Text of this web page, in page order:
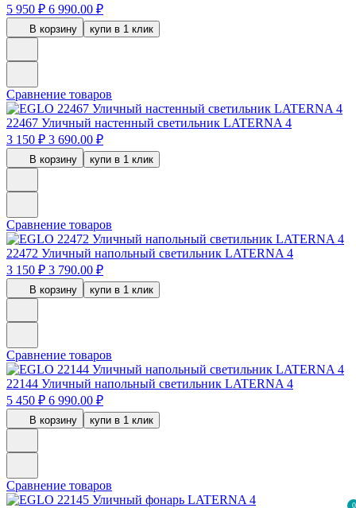
0
5 950 ₽ 6 990.00 ₽
В корзину купи в 1 клик
Сравнение товаров
22467 Уличный настенный светильник LATERNA 4
3 150 ₽ 3 690.00 ₽
В корзину купи в 1 клик
Сравнение товаров
22472 Уличный напольный светильник LATERNA 4
3 150 ₽ 3 790.00 ₽
В корзину купи в 1 клик
Сравнение товаров
22144 Уличный напольный светильник LATERNA 4
5 450 ₽ 6 990.00 ₽
В корзину купи в 1 клик
Сравнение товаров